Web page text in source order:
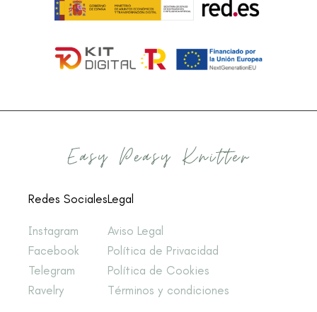
Redes Sociales
Instagram
Facebook
Telegram
Ravelry
Legal
Aviso Legal
Política de Privacidad
Política de Cookies
Términos y condiciones